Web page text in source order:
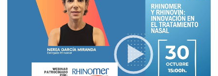
RHINOMER Y RHINOVIN: INNOVACIÓN EN EL
TRATAMIENTO NASAL